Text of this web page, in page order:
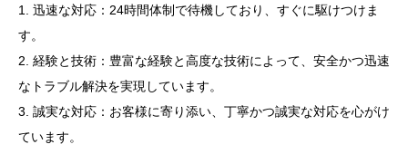
1. 迅速な対応：24時間体制で待機しており、すぐに駆けつけま
す。
2. 経験と技術：豊富な経験と高度な技術によって、安全かつ迅速
なトラブル解決を実現しています。
3. 誠実な対応：お客様に寄り添い、丁寧かつ誠実な対応を心がけ
ています。
合に、道路での待ち時間や困難を解消し、修理や移送を行うサー
ビスです。主な内容には自動車修理・レッカーサービス、ガソリ
ンスタンドでのガソリン補給、タイヤ交換・修理、バッテリー交
換、キー紛失時の対応、ガラス修理、簡易住宅などの宿泊施設の
手配など全てOneKにお任せください！
っております。お客様のカーライフに必要なことは全てお任せく
ださい！
詳しくはこちら